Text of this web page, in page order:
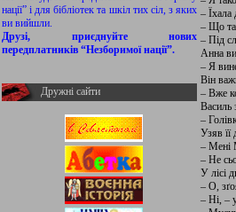
нації” і для бібліотек та шкіл тих сіл, з яких
ви вийшли.
Друзі, приєднуйте нових
передплатників “Незборимої нації”.
Дружні сайти
–
– Що
– Під
Анна
– Я
Він
– Вже
Василь
–
Узяв
– Мені
– Не
У лісі
– О,
– Ні, –